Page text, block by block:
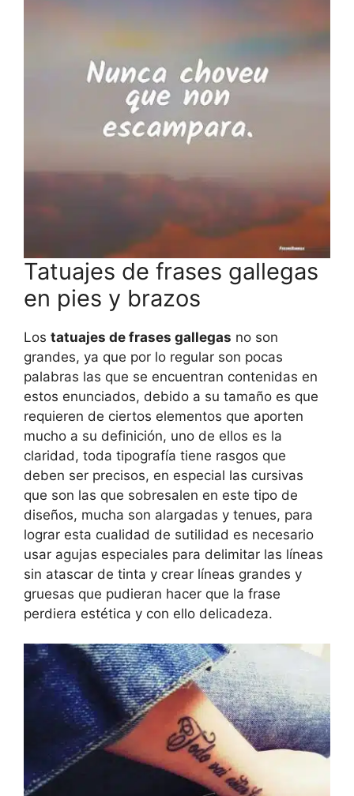
Tatuajes de frases gallegas
en pies y brazos
Los tatuajes de frases gallegas no son
grandes, ya que por lo regular son pocas
palabras las que se encuentran contenidas en
estos enunciados, debido a su tamaño es que
requieren de ciertos elementos que aporten
mucho a su definición, uno de ellos es la
claridad, toda tipografía tiene rasgos que
deben ser precisos, en especial las cursivas
que son las que sobresalen en este tipo de
diseños, mucha son alargadas y tenues, para
lograr esta cualidad de sutilidad es necesario
usar agujas especiales para delimitar las líneas
sin atascar de tinta y crear líneas grandes y
gruesas que pudieran hacer que la frase
perdiera estética y con ello delicadeza.